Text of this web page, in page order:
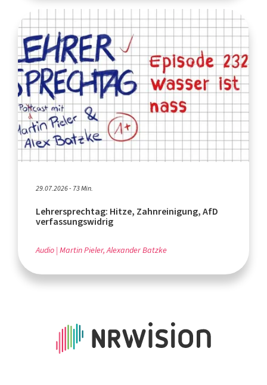
29.07.2026 - 73 Min.
Lehrersprechtag: Hitze, Zahnreinigung, AfD
verfassungswidrig
Audio Martin Pieler, Alexander Batzke